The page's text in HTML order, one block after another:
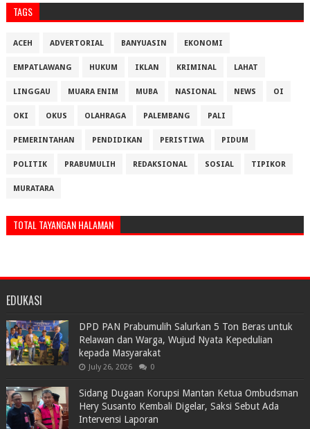
TAGS
ACEH ADVERTORIAL BANYUASIN EKONOMI
EMPATLAWANG HUKUM IKLAN KRIMINAL LAHAT
LINGGAU MUARA ENIM MUBA NASIONAL NEWS OI
OKI OKUS OLAHRAGA PALEMBANG PALI
PEMERINTAHAN PENDIDIKAN PERISTIWA PIDUM
POLITIK PRABUMULIH REDAKSIONAL SOSIAL TIPIKOR
MURATARA
TOTAL TAYANGAN HALAMAN
EDUKASI
DPD PAN Prabumulih Salurkan 5 Ton Beras untuk
Relawan dan Warga, Wujud Nyata Kepedulian
kepada Masyarakat
July 26, 2026 0
Sidang Dugaan Korupsi Mantan Ketua Ombudsman
Hery Susanto Kembali Digelar, Saksi Sebut Ada
Intervensi Laporan